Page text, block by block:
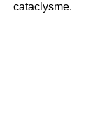
cataclysme.